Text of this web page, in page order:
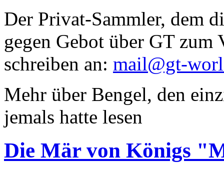
Der Privat-Sammler, dem
gegen Gebot über GT zum
schreiben an: mail@gt-
Mehr über Bengel, den
jemals hatte lesen
Die Mär von Königs